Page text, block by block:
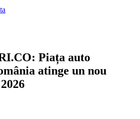
Piața auto
atinge un nou